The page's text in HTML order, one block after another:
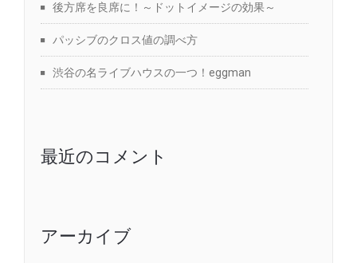
後方席を良席に！～ドットイメージの効果～
パッシブのクロス値の調べ方
渋谷の名ライブハウスの一つ！eggman
最近のコメント
アーカイブ